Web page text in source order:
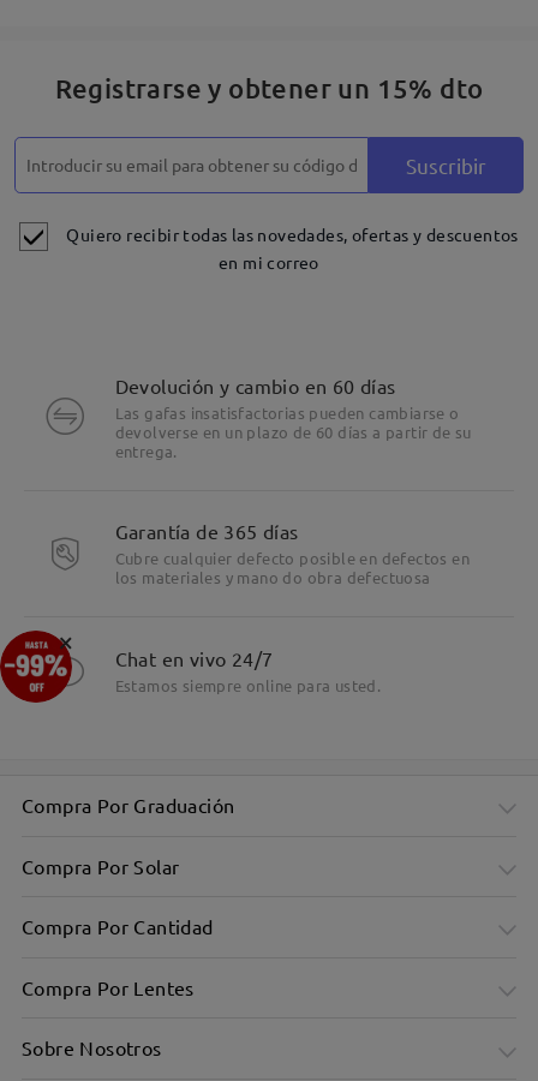
Detalles
Montura cuadrada en color burdeos para un look elegante y
Registrarse y obtener un 15% dto
Suscribir
Quiero recibir todas las novedades, ofertas y descuentos
en mi correo
Devolución y cambio en 60 días
Las gafas insatisfactorias pueden cambiarse o
devolverse en un plazo de 60 días a partir de su
entrega.
Garantía de 365 días
Cubre cualquier defecto posible en defectos en
los materiales y mano do obra defectuosa
Chat en vivo 24/7
Estamos siempre online para usted.
Compra Por Graduación
Compra Por Solar
Compra Por Cantidad
Compra Por Lentes
Sobre Nosotros
×